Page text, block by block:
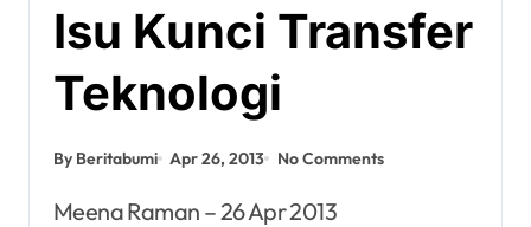
Isu Kunci Transfer
Teknologi
By Beritabumi Apr 26, 2013 No Comments
Meena Raman – 26 Apr 2013